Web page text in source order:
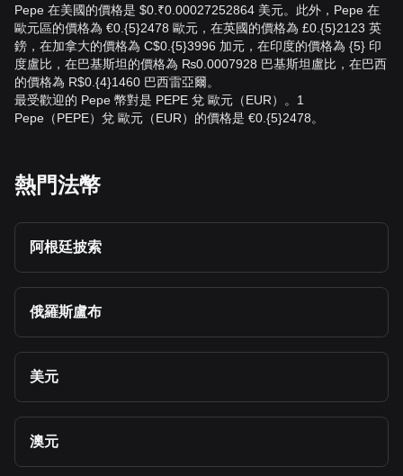
Pepe 在美國的價格是 $0.₹0.00027252864 美元。此外，Pepe 在
歐元區的價格為 €0.{5}2478 歐元，在英國的價格為 £0.{5}2123 英
鎊，在加拿大的價格為 C$0.{5}3996 加元，在印度的價格為 {5} 印
度盧比，在巴基斯坦的價格為 ₨0.0007928 巴基斯坦盧比，在巴西
的價格為 R$0.{4}1460 巴西雷亞爾。
最受歡迎的 Pepe 幣對是 PEPE 兌 歐元（EUR）。1
Pepe（PEPE）兌 歐元（EUR）的價格是 €0.{5}2478。
熱門法幣
阿根廷披索
俄羅斯盧布
美元
澳元